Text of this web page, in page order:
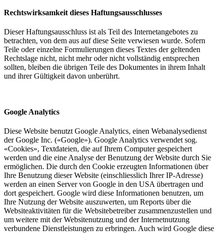
Rechtswirksamkeit dieses Haftungsausschlusses
Dieser Haftungsausschluss ist als Teil des Internetangebotes zu
betrachten, von dem aus auf diese Seite verwiesen wurde. Sofern
Teile oder einzelne Formulierungen dieses Textes der geltenden
Rechtslage nicht, nicht mehr oder nicht vollständig entsprechen
sollten, bleiben die übrigen Teile des Dokumentes in ihrem Inhalt
und ihrer Gültigkeit davon unberührt.
Google Analytics
Diese Website benutzt Google Analytics, einen Webanalysedienst
der Google Inc. («Google»). Google Analytics verwendet sog.
«Cookies», Textdateien, die auf Ihrem Computer gespeichert
werden und die eine Analyse der Benutzung der Website durch Sie
ermöglichen. Die durch den Cookie erzeugten Informationen über
Ihre Benutzung dieser Website (einschliesslich Ihrer IP-Adresse)
werden an einen Server von Google in den USA übertragen und
dort gespeichert. Google wird diese Informationen benutzen, um
Ihre Nutzung der Website auszuwerten, um Reports über die
Websiteaktivitäten für die Websitebetreiber zusammenzustellen und
um weitere mit der Websitenutzung und der Internetnutzung
verbundene Dienstleistungen zu erbringen. Auch wird Google diese